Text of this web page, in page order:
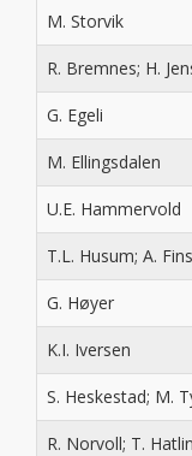
M. Storvik
R. Bremnes; H.
G. Egeli
M. Ellingsdalen
U.E. Hammervold
T.L. Husum; A.
G. Høyer
K.I. Iversen
S. Heskestad; M.
R. Norvoll; T.